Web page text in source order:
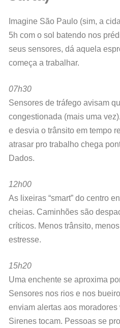
Imagine São Paulo (sim, a
5h com o sol batendo nos
seus sensores, dá aquela
começa a trabalhar.
07h30
Sensores de tráfego avisam
congestionada (mais uma
e desvia o trânsito em tempo
atrasar pro trabalho chega
Dados.
12h00
As lixeiras “smart” do centro
cheias. Caminhões são
críticos. Menos trânsito,
estresse.
15h20
Uma enchente se aproxima
Sensores nos rios e nos
enviam alertas aos
Sirenes tocam. Pessoas se